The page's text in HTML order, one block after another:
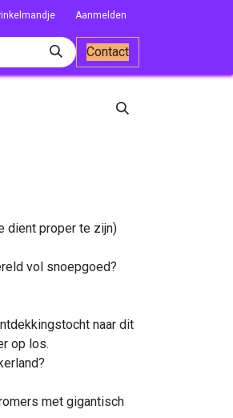
Aanmelden
Contact
dient proper te zijn)
vol snoepgoed?
naar dit
op los.
met gigantisch